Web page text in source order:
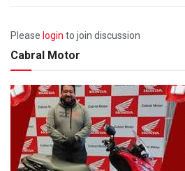
Please login to join discussion
Cabral Motor